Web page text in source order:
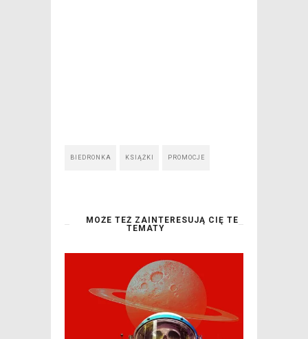
BIEDRONKA KSIĄŻKI PROMOCJE
MOŻE TEŻ ZAINTERESUJĄ CIĘ TE
TEMATY